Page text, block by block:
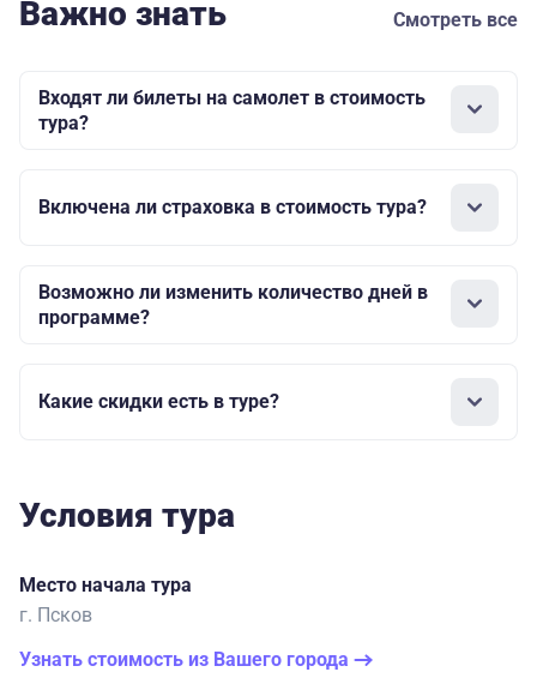
Пушкиногорье
Двор
Подзноева 4**
Важно знать Смотреть все
Входят ли билеты на самолет в стоимость
тура?
Включена ли страховка в стоимость тура?
Возможно ли изменить количество дней в
программе?
Какие скидки есть в туре?
Условия тура
Место начала тура
г. Псков
Узнать стоимость из Вашего города